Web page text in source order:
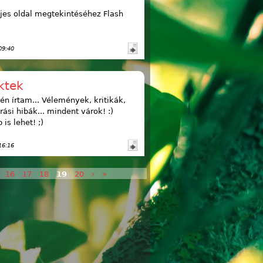
oldal megtekintéséhez Flash
írtam... Vélemények, kritikák,
hibák... mindent várok! :)
is lehet! ;)
16 17 18 19 20 › »